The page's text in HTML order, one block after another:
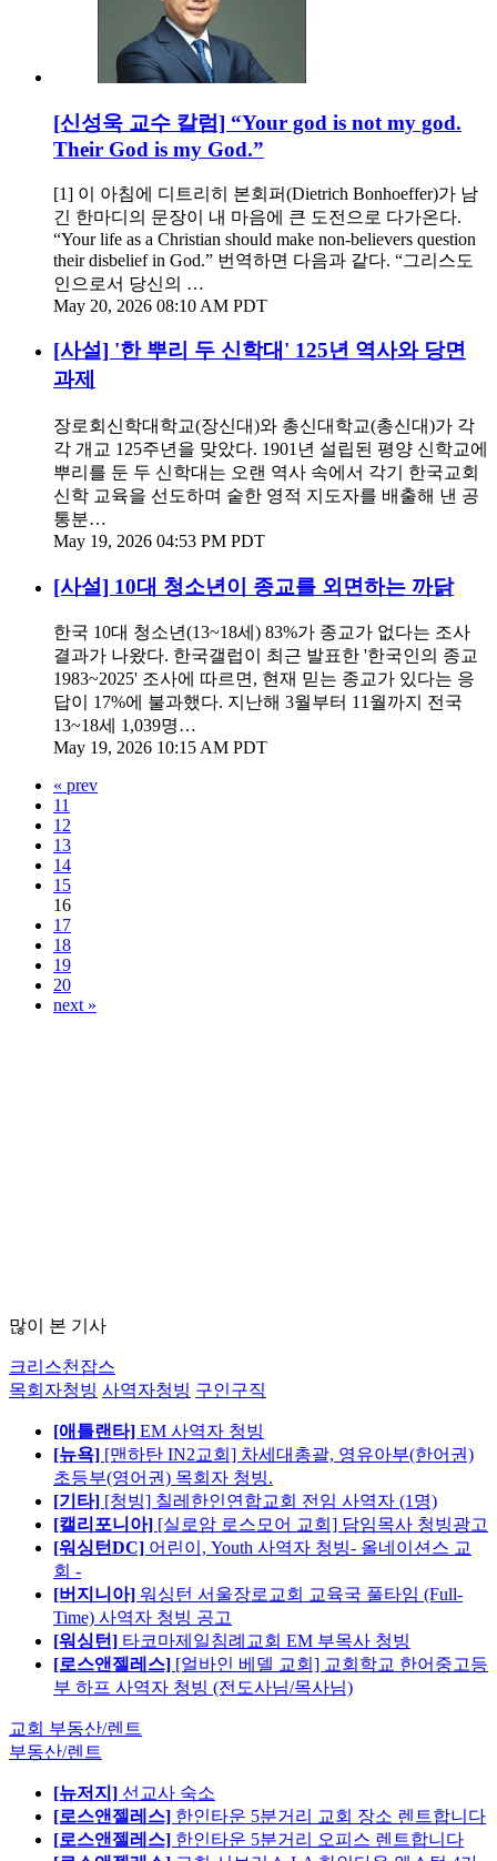
[신성욱 교수 칼럼] “Your god is not my god.
Their God is my God.”
[1] 이 아침에 디트리히 본회퍼(Dietrich Bonhoeffer)가 남
긴 한마디의 문장이 내 마음에 큰 도전으로 다가온다.
“Your life as a Christian should make non-believers question
their disbelief in God.” 번역하면 다음과 같다. “그리스도
인으로서 당신의 …
May 20, 2026 08:10 AM PDT
[사설] '한 뿌리 두 신학대' 125년 역사와 당면
과제
장로회신학대학교(장신대)와 총신대학교(총신대)가 각
각 개교 125주년을 맞았다. 1901년 설립된 평양 신학교에
뿌리를 둔 두 신학대는 오랜 역사 속에서 각기 한국교회
신학 교육을 선도하며 숱한 영적 지도자를 배출해 낸 공
통분…
May 19, 2026 04:53 PM PDT
[사설] 10대 청소년이 종교를 외면하는 까닭
한국 10대 청소년(13~18세) 83%가 종교가 없다는 조사
결과가 나왔다. 한국갤럽이 최근 발표한 '한국인의 종교
1983~2025' 조사에 따르면, 현재 믿는 종교가 있다는 응
답이 17%에 불과했다. 지난해 3월부터 11월까지 전국
13~18세 1,039명…
May 19, 2026 10:15 AM PDT
« prev
11
12
13
14
15
16
17
18
19
20
next »
많이 본 기사
크리스천잡스
목회자청빙 사역자청빙 구인구직
[애틀랜타] EM 사역자 청빙
[뉴욕] [맨하탄 IN2교회] 차세대총괄, 영유아부(한어권)
초등부(영어권) 목회자 청빙.
[기타] [청빙] 칠레한인연합교회 전임 사역자 (1명)
[캘리포니아] [실로암 로스모어 교회] 담임목사 청빙광고
[워싱턴DC] 어린이, Youth 사역자 청빙- 올네이션스 교
회 -
[버지니아] 워싱턴 서울장로교회 교육국 풀타임 (Full-
Time) 사역자 청빙 공고
[워싱턴] 타코마제일침례교회 EM 부목사 청빙
[로스앤젤레스] [얼바인 베델 교회] 교회학교 한어중고등
부 하프 사역자 청빙 (전도사님/목사님)
교회 부동산/렌트
부동산/렌트
[뉴저지] 선교사 숙소
[로스앤젤레스] 한인타운 5분거리 교회 장소 렌트합니다
[로스앤젤레스] 한인타운 5분거리 오피스 렌트합니다